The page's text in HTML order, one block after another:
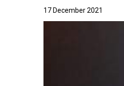
17 December 2021